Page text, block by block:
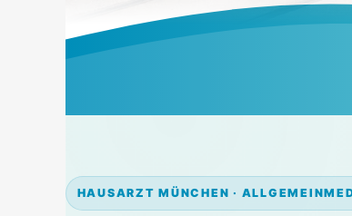
HAUSARZT MÜNCHEN ·